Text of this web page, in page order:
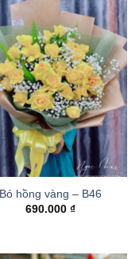
Bó hồng vàng – B46
690.000 ₫